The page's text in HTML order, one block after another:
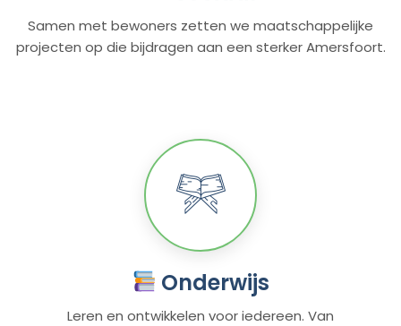
Samen met bewoners zetten we maatschappelijke
projecten op die bijdragen aan een sterker Amersfoort.
Onderwijs
Leren en ontwikkelen voor iedereen. Van